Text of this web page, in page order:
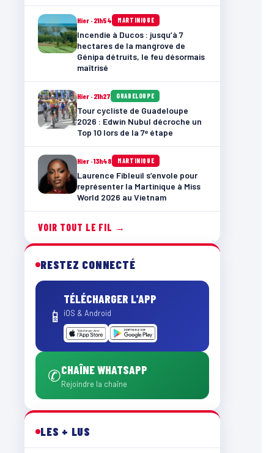
Hier · 21h54 MARTINIQUE
Incendie à Ducos : jusqu’à 7
hectares de la mangrove de
Génipa détruits, le feu désormais
maîtrisé
Hier · 21h27 GUADELOUPE
Tour cycliste de Guadeloupe
2026 : Edwin Nubul décroche un
Top 10 lors de la 7ᵉ étape
Hier · 13h48 MARTINIQUE
Laurence Fibleuil s’envole pour
représenter la Martinique à Miss
World 2026 au Vietnam
VOIR TOUT LE FIL →
RESTEZ CONNECTÉ
📱
TÉLÉCHARGER L'APP
iOS & Android
✆CHAÎNE WHATSAPP
Rejoindre la chaîne
LES + LUS